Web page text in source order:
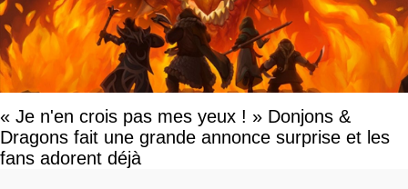
« Je n'en crois pas mes yeux ! » Donjons &
Dragons fait une grande annonce surprise et les
fans adorent déjà